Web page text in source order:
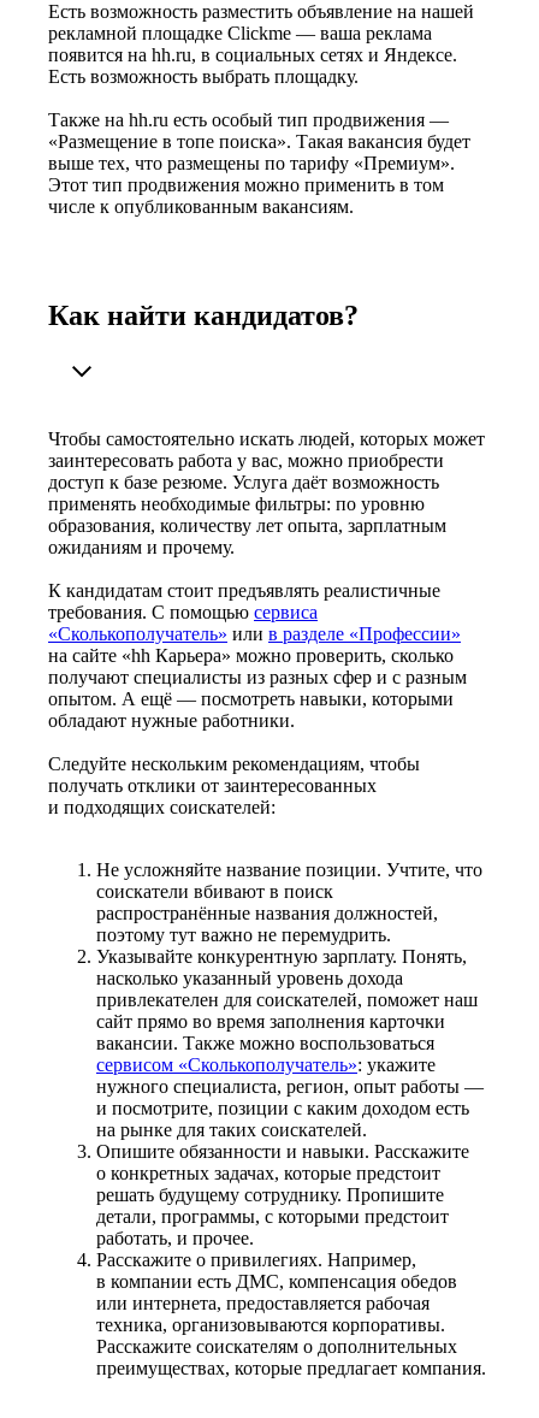
Есть возможность разместить объявление на нашей
рекламной площадке Clickme — ваша реклама
появится на hh.ru, в социальных сетях и Яндексе.
Есть возможность выбрать площадку.
Также на hh.ru есть особый тип продвижения —
«Размещение в топе поиска». Такая вакансия будет
выше тех, что размещены по тарифу «Премиум».
Этот тип продвижения можно применить в том
числе к опубликованным вакансиям.
Как найти кандидатов?
Чтобы самостоятельно искать людей, которых может
заинтересовать работа у вас, можно приобрести
доступ к базе резюме. Услуга даёт возможность
применять необходимые фильтры: по уровню
образования, количеству лет опыта, зарплатным
ожиданиям и прочему.
К кандидатам стоит предъявлять реалистичные
требования. С помощью сервиса
«Сколькополучатель» или в разделе «Профессии»
на сайте «hh Карьера» можно проверить, сколько
получают специалисты из разных сфер и с разным
опытом. А ещё — посмотреть навыки, которыми
обладают нужные работники.
Следуйте нескольким рекомендациям, чтобы
получать отклики от заинтересованных
и подходящих соискателей:
Не усложняйте название позиции. Учтите, что
соискатели вбивают в поиск
распространённые названия должностей,
поэтому тут важно не перемудрить.
Указывайте конкурентную зарплату. Понять,
насколько указанный уровень дохода
привлекателен для соискателей, поможет наш
сайт прямо во время заполнения карточки
вакансии. Также можно воспользоваться
сервисом «Сколькополучатель»: укажите
нужного специалиста, регион, опыт работы —
и посмотрите, позиции с каким доходом есть
на рынке для таких соискателей.
Опишите обязанности и навыки. Расскажите
о конкретных задачах, которые предстоит
решать будущему сотруднику. Пропишите
детали, программы, с которыми предстоит
работать, и прочее.
Расскажите о привилегиях. Например,
в компании есть ДМС, компенсация обедов
или интернета, предоставляется рабочая
техника, организовываются корпоративы.
Расскажите соискателям о дополнительных
преимуществах, которые предлагает компания.